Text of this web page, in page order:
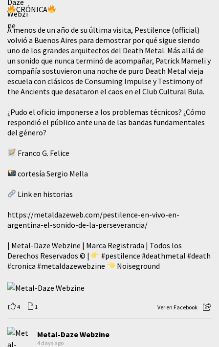
CRÓNICA
A menos de un año de su última visita, Pestilence (official)
volvió a Buenos Aires para demostrar por qué sigue siendo
uno de los grandes arquitectos del Death Metal. Más allá de
un sonido que nunca terminó de acompañar, Patrick Mameli y
compañía sostuvieron una noche de puro Death Metal vieja
escuela con clásicos de Consuming Impulse y Testimony of
the Ancients que desataron el caos en el Club Cultural Bula.
¿Pudo el oficio imponerse a los problemas técnicos? ¿Cómo
respondió el público ante una de las bandas fundamentales
del género?
Franco G. Felice
cortesía Sergio Mella
Link en historias
https://metaldazeweb.com/pestilence-en-vivo-en-
argentina-el-sonido-de-la-perseverancia/
| Metal-Daze Webzine | Marca Registrada | Todos los
Derechos Reservados © |
#pestilence #deathmetal #death
#cronica #metaldazewebzine Noiseground
4 1 Ver en Facebook
Metal-Daze Webzine
4 days ago